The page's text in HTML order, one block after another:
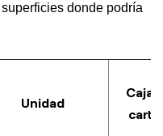
donde podría
Unidad
Caja